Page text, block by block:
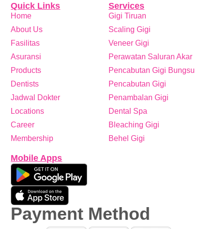
Services
Gigi Tiruan
Scaling Gigi
Veneer Gigi
Perawatan Saluran Akar
Pencabutan Gigi Bungsu
Pencabutan Gigi
Penambalan Gigi
Dental Spa
Bleaching Gigi
Behel Gigi
Quick Links
Home
About Us
Fasilitas
Asuransi
Products
Dentists
Jadwal Dokter
Locations
Career
Membership
Mobile Apps
Payment Method